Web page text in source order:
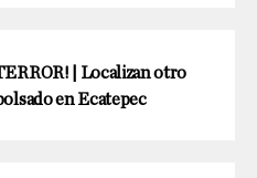
| Localizan otro
en Ecatepec